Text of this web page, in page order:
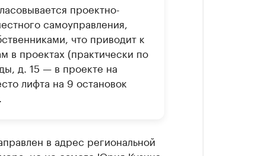
проектно-
самоуправления,
что приводит к
в проектах (практически по
д. 15 — в проекте на
лифта на 9 остановок
в адрес региональной